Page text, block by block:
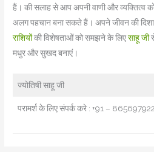
हैं। की सलाह से आप अपनी वाणी और व्यक्तित्व
अलग पहचान बना सकते हैं। अपने जीवन की
राशियोंकी विशेषताओं को समझने के लिएसाहू जी
मधुर और सुखद बनाएं।
ज्योतिषी साहू जी
परामर्श के लिए संपर्क करे : +91 –